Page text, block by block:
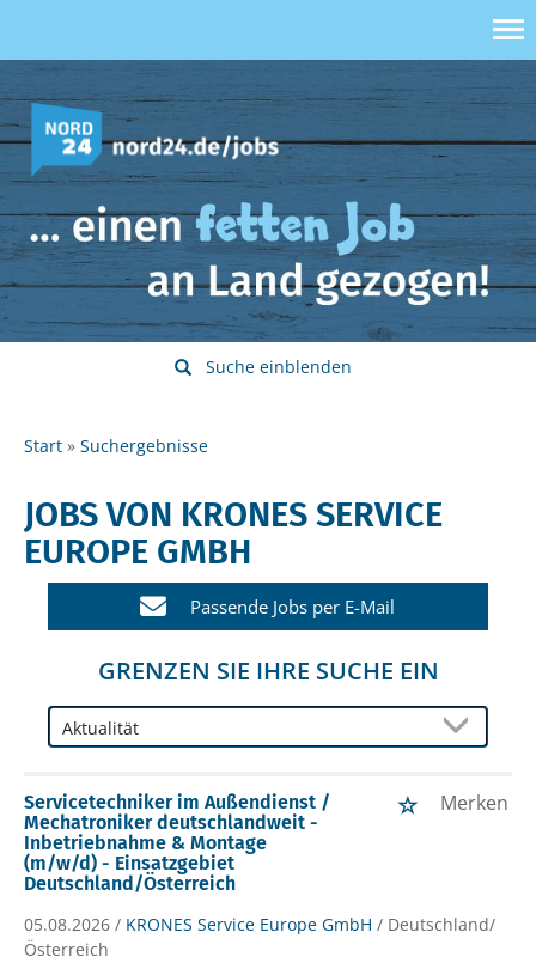
Suche einblenden
Start Suchergebnisse
JOBS VON KRONES SERVICE
EUROPE GMBH
Passende Jobs per E-Mail
GRENZEN SIE IHRE SUCHE EIN
Servicetechniker im Außendienst /
Mechatroniker deutschlandweit -
Inbetriebnahme & Montage
(m/w/d) - Einsatzgebiet
Deutschland/Österreich
Merken
05.08.2026 / KRONES Service Europe GmbH / Deutschland/
Österreich